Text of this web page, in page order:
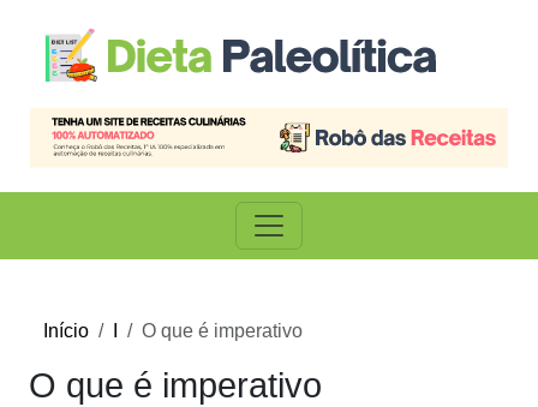
Início O que é imperativo
O que é imperativo